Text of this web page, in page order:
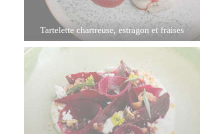
Tartelette chartreuse, estragon et fraises